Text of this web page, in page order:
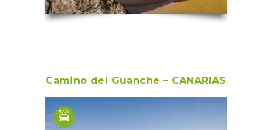
Camino del Guanche – CANARIAS